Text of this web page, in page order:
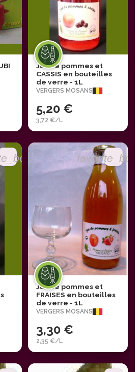
Jus de pommes et
CASSIS en bouteilles
de verre - 1L
VERGERS MOSANS
5,20 €
3,72 €/L
Jus de pommes et
FRAISES en bouteilles
de verre - 1L
VERGERS MOSANS
3,30 €
2,35 €/L